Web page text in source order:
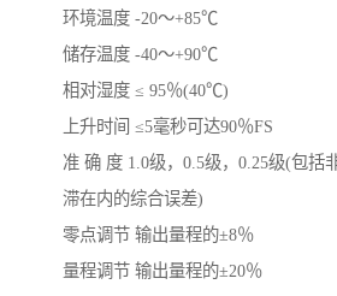
环境温度 -20～+85℃
储存温度 -40～+90℃
相对湿度 ≤ 95％(40℃)
上升时间 ≤5毫秒可达90％FS
准 确 度 1.0级，0.5级，0.25级(包括
滞在内的综合误差)
零点调节 输出量程的±8％
量程调节 输出量程的±20％